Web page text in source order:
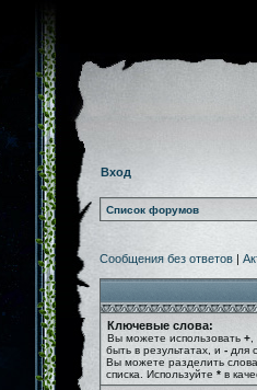
Вход
Список форумов
Сообщения без ответов |
Ключевые слова:
Вы можете использовать +
быть в результатах, и - для
Вы можете разделить
списка. Используйте * в